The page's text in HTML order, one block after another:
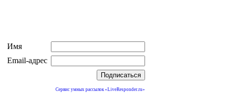
Имя
Email-адрес
Сервис умных рассылок «LiveResponder.ru»